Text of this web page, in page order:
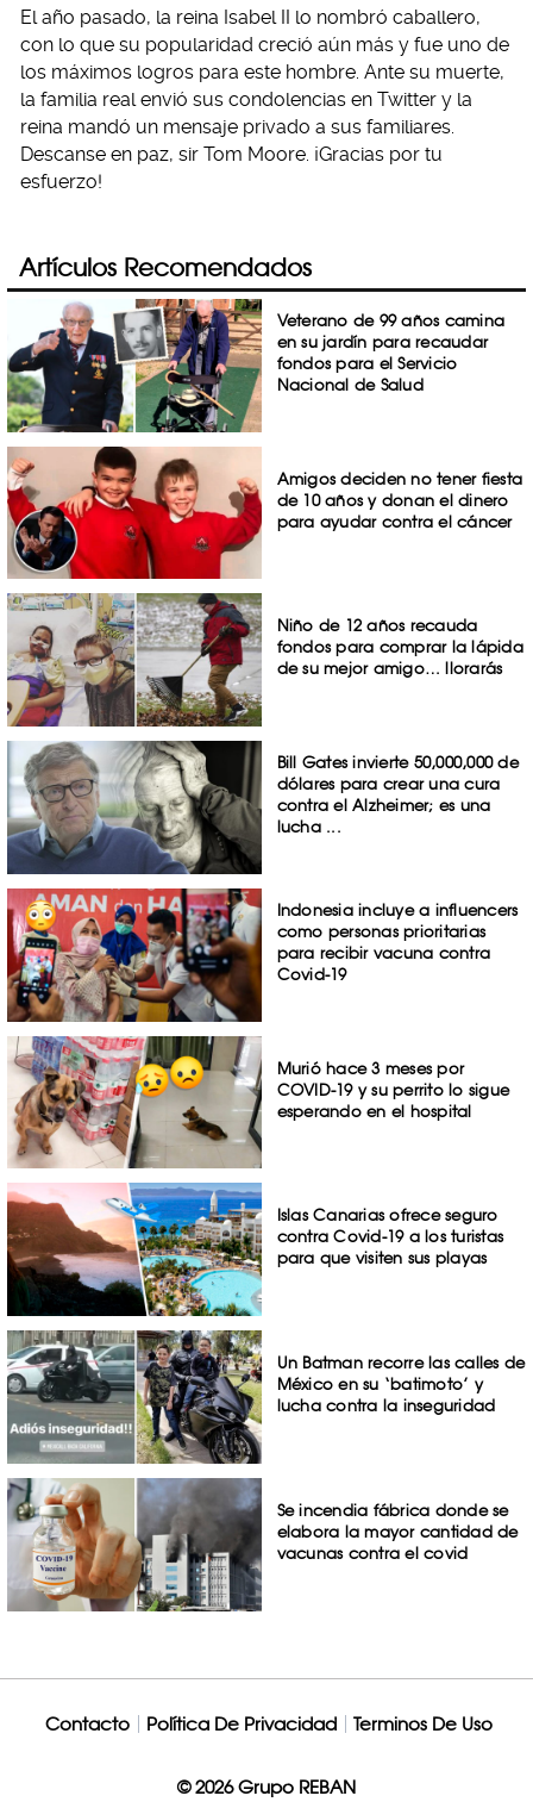
El año pasado, la reina Isabel II lo nombró caballero,
con lo que su popularidad creció aún más y fue uno de
los máximos logros para este hombre. Ante su muerte,
la familia real envió sus condolencias en Twitter y la
reina mandó un mensaje privado a sus familiares.
Descanse en paz, sir Tom Moore. ¡Gracias por tu
esfuerzo!
Artículos Recomendados
Veterano de 99 años camina
en su jardín para recaudar
fondos para el Servicio
Nacional de Salud
Amigos deciden no tener fiesta
de 10 años y donan el dinero
para ayudar contra el cáncer
Niño de 12 años recauda
fondos para comprar la lápida
de su mejor amigo… llorarás
Bill Gates invierte 50,000,000 de
dólares para crear una cura
contra el Alzheimer; es una
lucha ...
Indonesia incluye a influencers
como personas prioritarias
para recibir vacuna contra
Covid-19
Murió hace 3 meses por
COVID-19 y su perrito lo sigue
esperando en el hospital
Islas Canarias ofrece seguro
contra Covid-19 a los turistas
para que visiten sus playas
Un Batman recorre las calles de
México en su ‘batimoto’ y
lucha contra la inseguridad
Se incendia fábrica donde se
elabora la mayor cantidad de
vacunas contra el covid
Contacto Política De Privacidad Terminos De Uso
© 2026 Grupo REBAN